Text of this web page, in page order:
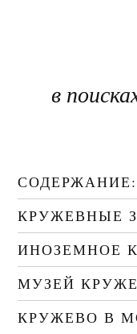
в
СОДЕРЖАНИЕ:
КРУЖЕВНЫЕ
ИНОЗЕМНОЕ
МУЗЕЙ
КРУЖЕВО В